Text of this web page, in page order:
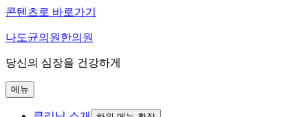
콘텐츠로 바로가기
나도균의원한의원
당신의 심장을 건강하게
메뉴